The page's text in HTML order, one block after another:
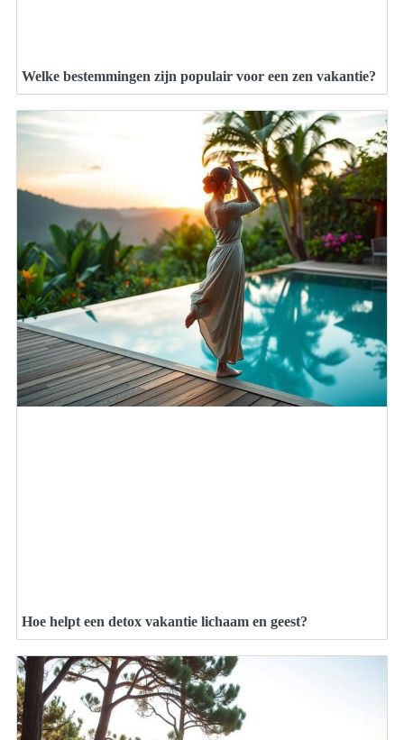
Welke bestemmingen zijn populair voor een zen vakantie?
Hoe helpt een detox vakantie lichaam en geest?